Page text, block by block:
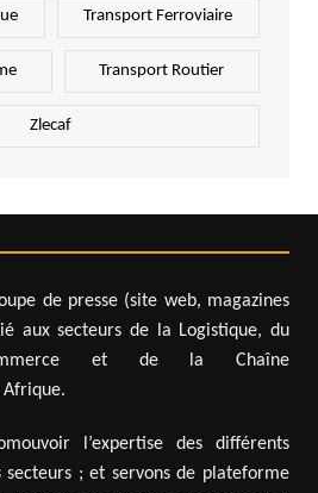
Transport Ferroviaire
Transport Routier
Zlecaf
de presse (site web, magazines
aux secteurs de la Logistique, du
et de la Chaîne
Afrique.
l’expertise des différents
secteurs ; et servons de plateforme